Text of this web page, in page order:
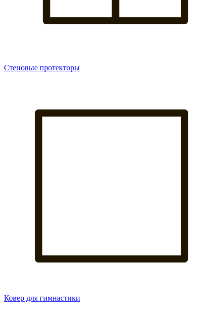
Стеновые протекторы
Ковер для гимнастики